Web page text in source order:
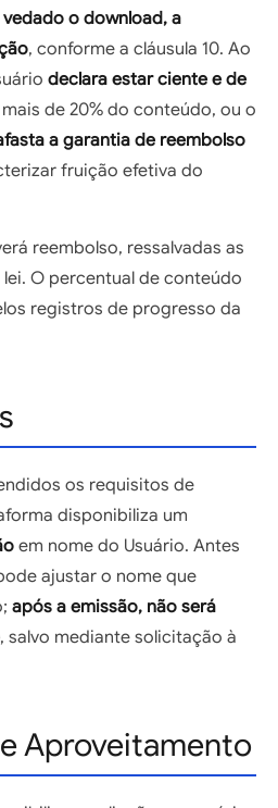
vedado o download, a
, conforme a cláusula 10. Ao
declara estar ciente e de
de 20% do conteúdo, ou o
a garantia de reembolso
fruição efetiva do
reembolso, ressalvadas as
O percentual de conteúdo
registros de progresso da
os requisitos de
disponibiliza um
em nome do Usuário. Antes
ajustar o nome que
após a emissão, não será
, salvo mediante solicitação à
Aproveitamento